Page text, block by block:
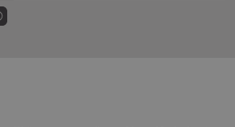
FaceBook
sur LinkedIn
sur Whatsapp